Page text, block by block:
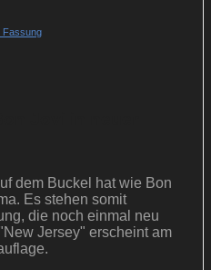
dem Buckel hat wie Bon
Es stehen somit
die noch einmal neu
Jersey" erscheint am